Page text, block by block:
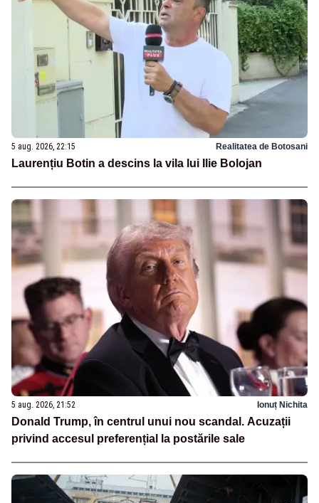
5 aug. 2026, 22:15 Realitatea de Botosani
Laurențiu Botin a descins la vila lui Ilie Bolojan
5 aug. 2026, 21:52 Ionuț Nichita
Donald Trump, în centrul unui nou scandal. Acuzații
privind accesul preferențial la postările sale